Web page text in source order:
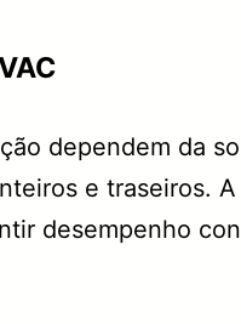
dependem da
e traseiros.
desempenho